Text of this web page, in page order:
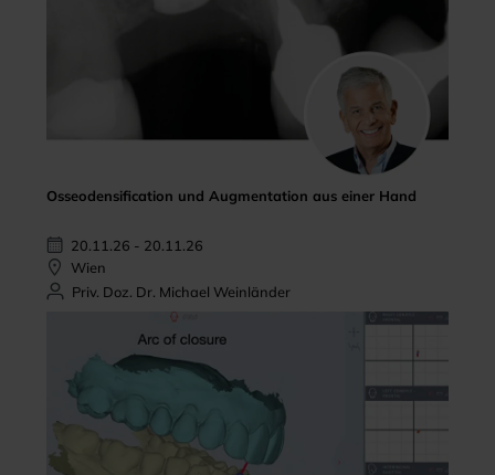
Osseodensification und Augmentation aus einer Hand
20.11.26 - 20.11.26
Wien
Priv. Doz. Dr. Michael Weinländer